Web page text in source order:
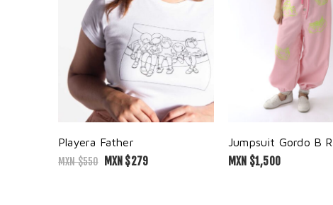
Playera Father
MXN $550 MXN $279 MXN $1,500